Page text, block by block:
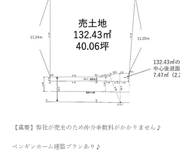
【重要】弊社が売主のため仲介手数料がかかりません♪
ペンギンホーム建築プランあり♪